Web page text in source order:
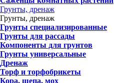
Грунты, дренаж
Грунты, дренаж
Грунты специализированные
Грунты для рассады
Компоненты для грунтов
Грунты универсальные
Дренаж
Торф и торфобрикеты
Кора, щепа, мох